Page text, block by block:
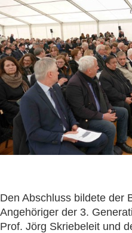
Den Abschluss bildete der
Angehöriger der 3.
Prof. Jörg Skriebeleit und